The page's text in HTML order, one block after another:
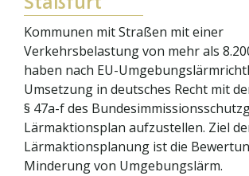
Kommunen mit Straßen mit einer
Verkehrsbelastung von mehr als
haben nach EU-
Umsetzung in deutsches Recht mit
§ 47a-f des
Lärmaktionsplan aufzustellen. Ziel
Lärmaktionsplanung ist die
Minderung von Umgebungslärm.